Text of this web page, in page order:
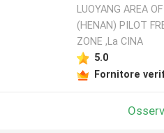
LUOYANG AREA
(HENAN) PILOT
ZONE ,La CINA
5.0
Fornitore